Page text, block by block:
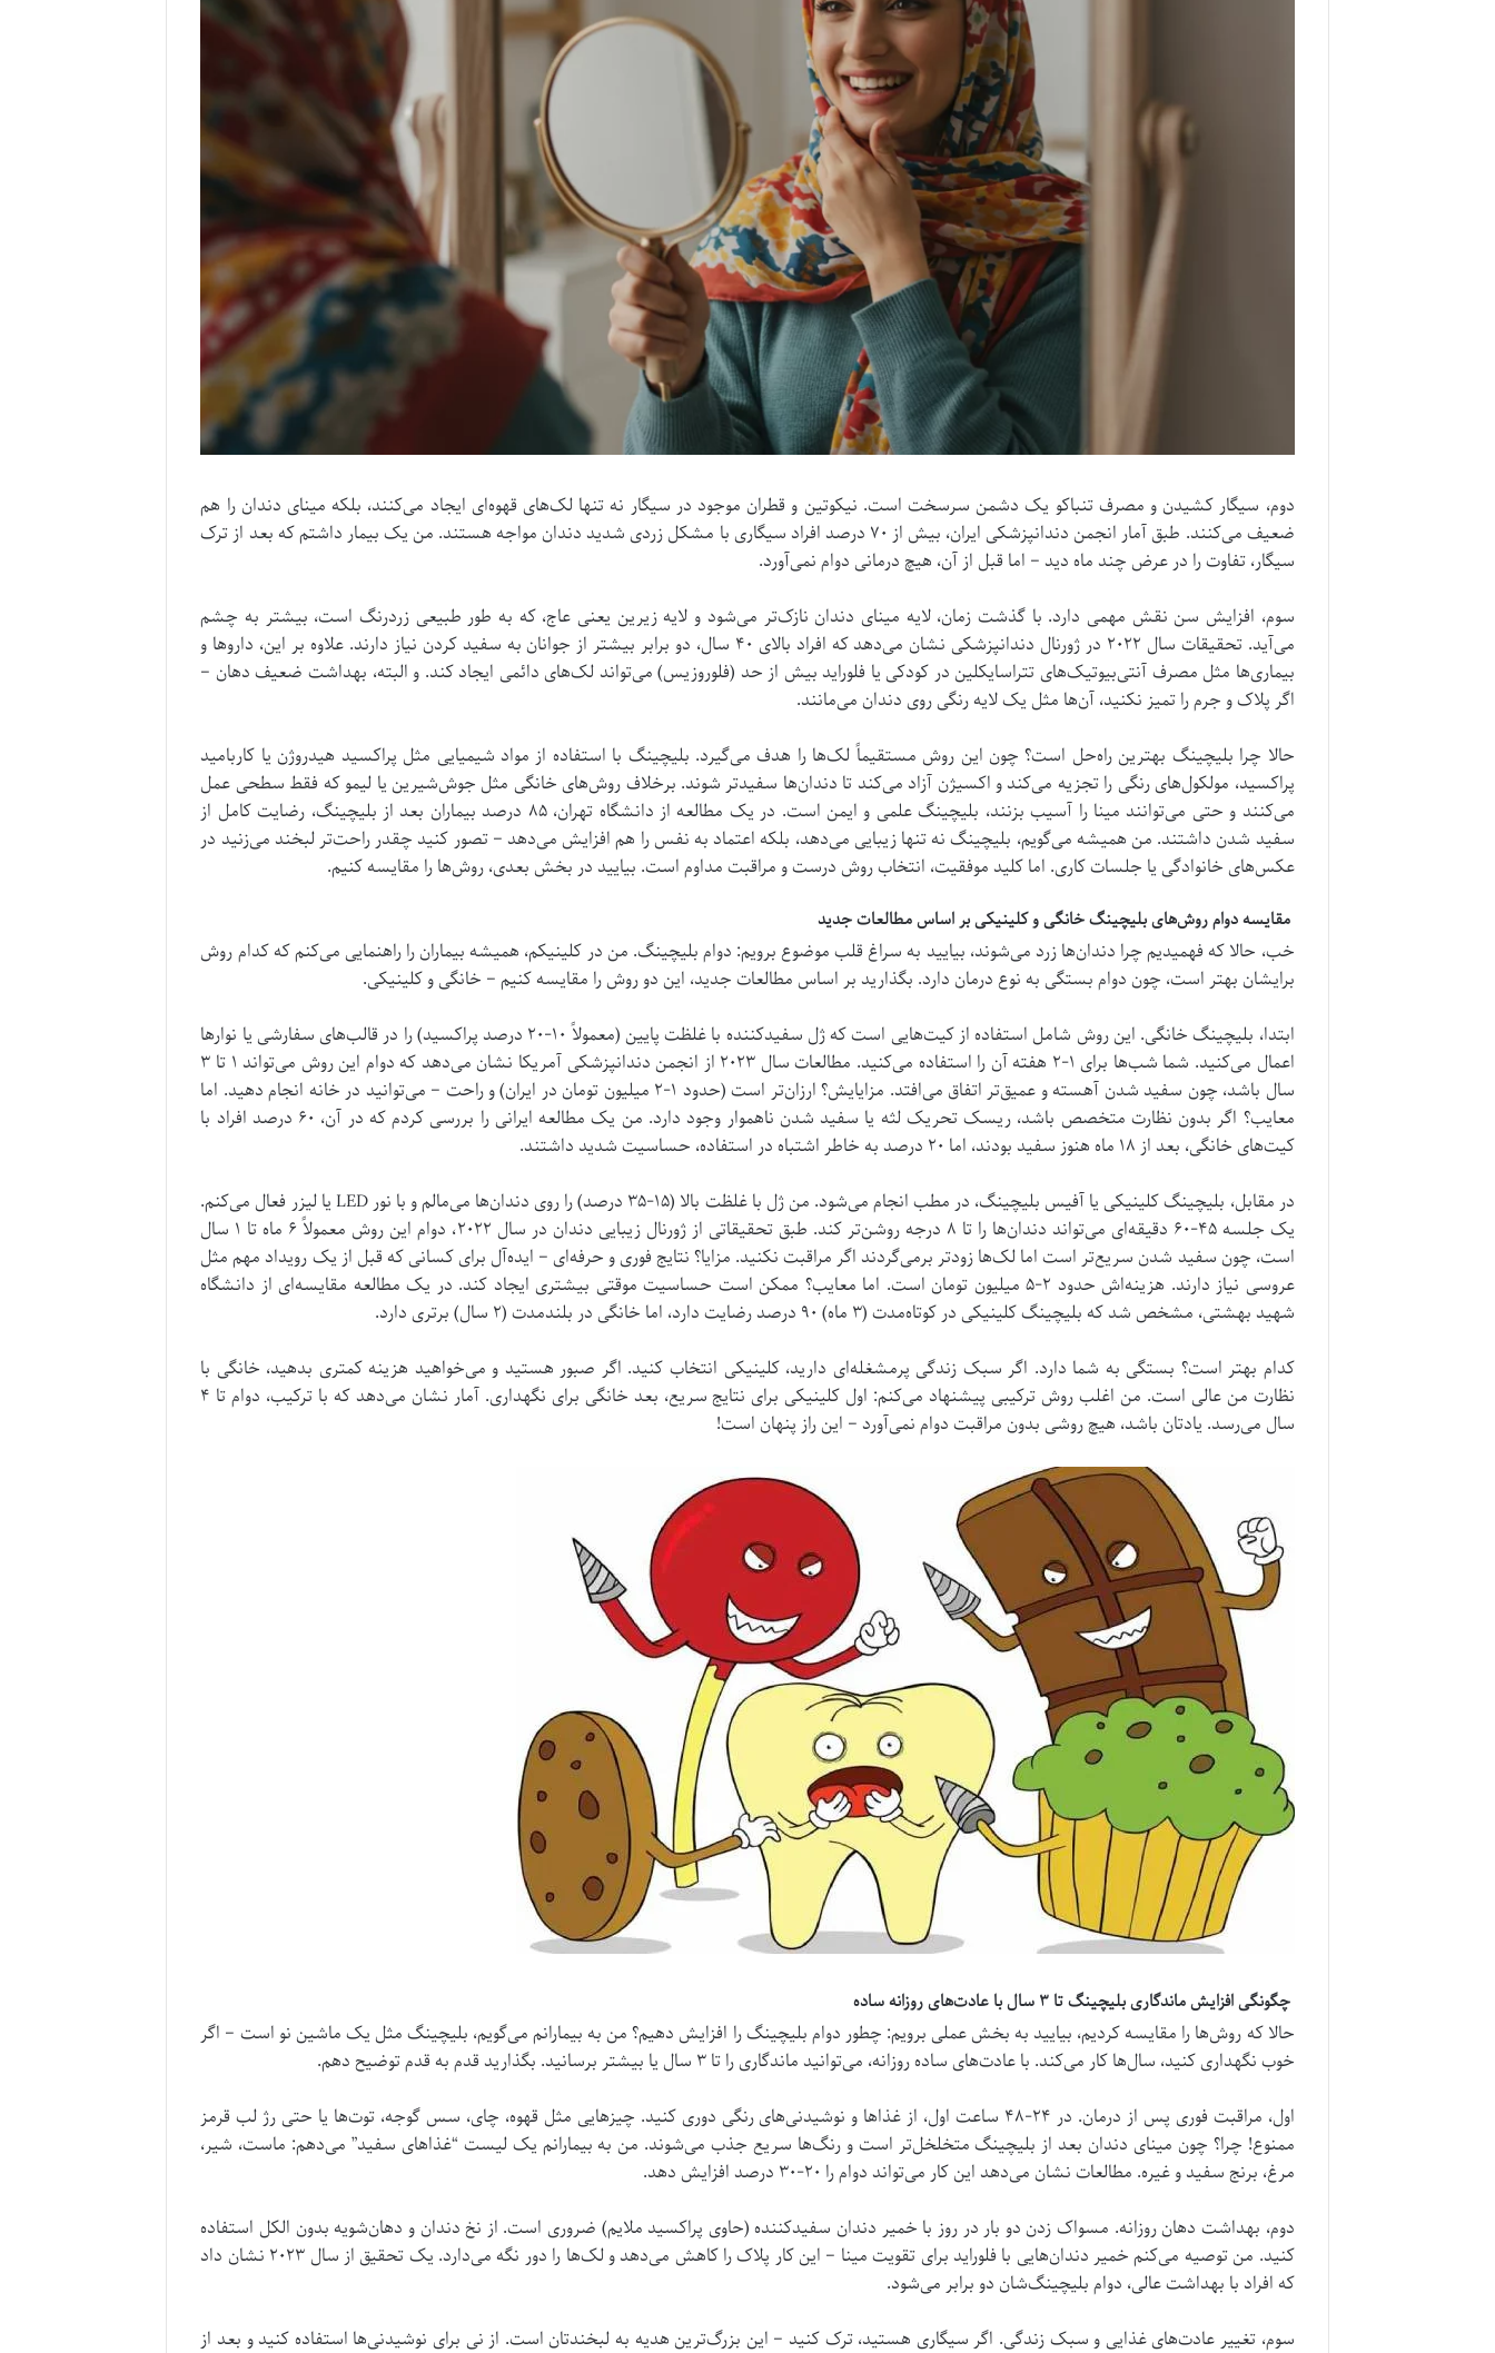
دوم، سیگار کشیدن و مصرف تنباکو یک دشمن سرسخت است. نیکوتین و قطران موجود در سیگار نه تنها لک‌های قهوه‌ای ایجاد می‌کنند، بلکه مینای دندان را هم
ضعیف می‌کنند. طبق آمار انجمن دندانپزشکی ایران، بیش از ۷۰ درصد افراد سیگاری با مشکل زردی شدید دندان مواجه هستند. من یک بیمار داشتم که بعد از ترک
سیگار، تفاوت را در عرض چند ماه دید – اما قبل از آن، هیچ درمانی دوام نمی‌آورد.
سوم، افزایش سن نقش مهمی دارد. با گذشت زمان، لایه مینای دندان نازک‌تر می‌شود و لایه زیرین یعنی عاج، که به طور طبیعی زردرنگ است، بیشتر به چشم
می‌آید. تحقیقات سال ۲۰۲۲ در ژورنال دندانپزشکی نشان می‌دهد که افراد بالای ۴۰ سال، دو برابر بیشتر از جوانان به سفید کردن نیاز دارند. علاوه بر این، داروها و
بیماری‌ها مثل مصرف آنتی‌بیوتیک‌های تتراسایکلین در کودکی یا فلوراید بیش از حد (فلوروزیس) می‌تواند لک‌های دائمی ایجاد کند. و البته، بهداشت ضعیف دهان –
اگر پلاک و جرم را تمیز نکنید، آن‌ها مثل یک لایه رنگی روی دندان می‌مانند.
حالا چرا بلیچینگ بهترین راه‌حل است؟ چون این روش مستقیماً لک‌ها را هدف می‌گیرد. بلیچینگ با استفاده از مواد شیمیایی مثل پراکسید هیدروژن یا کاربامید
پراکسید، مولکول‌های رنگی را تجزیه می‌کند و اکسیژن آزاد می‌کند تا دندان‌ها سفیدتر شوند. برخلاف روش‌های خانگی مثل جوش‌شیرین یا لیمو که فقط سطحی عمل
می‌کنند و حتی می‌توانند مینا را آسیب بزنند، بلیچینگ علمی و ایمن است. در یک مطالعه از دانشگاه تهران، ۸۵ درصد بیماران بعد از بلیچینگ، رضایت کامل از
سفید شدن داشتند. من همیشه می‌گویم، بلیچینگ نه تنها زیبایی می‌دهد، بلکه اعتماد به نفس را هم افزایش می‌دهد – تصور کنید چقدر راحت‌تر لبخند می‌زنید در
عکس‌های خانوادگی یا جلسات کاری. اما کلید موفقیت، انتخاب روش درست و مراقبت مداوم است. بیایید در بخش بعدی، روش‌ها را مقایسه کنیم.
مقایسه دوام روش‌های بلیچینگ خانگی و کلینیکی بر اساس مطالعات جدید
خب، حالا که فهمیدیم چرا دندان‌ها زرد می‌شوند، بیایید به سراغ قلب موضوع برویم: دوام بلیچینگ. من در کلینیکم، همیشه بیماران را راهنمایی می‌کنم که کدام روش
برایشان بهتر است، چون دوام بستگی به نوع درمان دارد. بگذارید بر اساس مطالعات جدید، این دو روش را مقایسه کنیم – خانگی و کلینیکی.
ابتدا، بلیچینگ خانگی. این روش شامل استفاده از کیت‌هایی است که ژل سفیدکننده با غلظت پایین (معمولاً ۱۰-۲۰ درصد پراکسید) را در قالب‌های سفارشی یا نوارها
اعمال می‌کنید. شما شب‌ها برای ۱-۲ هفته آن را استفاده می‌کنید. مطالعات سال ۲۰۲۳ از انجمن دندانپزشکی آمریکا نشان می‌دهد که دوام این روش می‌تواند ۱ تا ۳
سال باشد، چون سفید شدن آهسته و عمیق‌تر اتفاق می‌افتد. مزایایش؟ ارزان‌تر است (حدود ۱-۲ میلیون تومان در ایران) و راحت – می‌توانید در خانه انجام دهید. اما
معایب؟ اگر بدون نظارت متخصص باشد، ریسک تحریک لثه یا سفید شدن ناهموار وجود دارد. من یک مطالعه ایرانی را بررسی کردم که در آن، ۶۰ درصد افراد با
کیت‌های خانگی، بعد از ۱۸ ماه هنوز سفید بودند، اما ۲۰ درصد به خاطر اشتباه در استفاده، حساسیت شدید داشتند.
در مقابل، بلیچینگ کلینیکی یا آفیس بلیچینگ، در مطب انجام می‌شود. من ژل با غلظت بالا (۱۵-۳۵ درصد) را روی دندان‌ها می‌مالم و با نور LED یا لیزر فعال می‌کنم.
یک جلسه ۴۵-۶۰ دقیقه‌ای می‌تواند دندان‌ها را تا ۸ درجه روشن‌تر کند. طبق تحقیقاتی از ژورنال زیبایی دندان در سال ۲۰۲۲، دوام این روش معمولاً ۶ ماه تا ۱ سال
است، چون سفید شدن سریع‌تر است اما لک‌ها زودتر برمی‌گردند اگر مراقبت نکنید. مزایا؟ نتایج فوری و حرفه‌ای – ایده‌آل برای کسانی که قبل از یک رویداد مهم مثل
عروسی نیاز دارند. هزینه‌اش حدود ۲-۵ میلیون تومان است. اما معایب؟ ممکن است حساسیت موقتی بیشتری ایجاد کند. در یک مطالعه مقایسه‌ای از دانشگاه
شهید بهشتی، مشخص شد که بلیچینگ کلینیکی در کوتاه‌مدت (۳ ماه) ۹۰ درصد رضایت دارد، اما خانگی در بلندمدت (۲ سال) برتری دارد.
کدام بهتر است؟ بستگی به شما دارد. اگر سبک زندگی پرمشغله‌ای دارید، کلینیکی انتخاب کنید. اگر صبور هستید و می‌خواهید هزینه کمتری بدهید، خانگی با
نظارت من عالی است. من اغلب روش ترکیبی پیشنهاد می‌کنم: اول کلینیکی برای نتایج سریع، بعد خانگی برای نگهداری. آمار نشان می‌دهد که با ترکیب، دوام تا ۴
سال می‌رسد. یادتان باشد، هیچ روشی بدون مراقبت دوام نمی‌آورد – این راز پنهان است!
چگونگی افزایش ماندگاری بلیچینگ تا ۳ سال با عادت‌های روزانه ساده
حالا که روش‌ها را مقایسه کردیم، بیایید به بخش عملی برویم: چطور دوام بلیچینگ را افزایش دهیم؟ من به بیمارانم می‌گویم، بلیچینگ مثل یک ماشین نو است – اگر
خوب نگهداری کنید، سال‌ها کار می‌کند. با عادت‌های ساده روزانه، می‌توانید ماندگاری را تا ۳ سال یا بیشتر برسانید. بگذارید قدم به قدم توضیح دهم.
اول، مراقبت فوری پس از درمان. در ۲۴-۴۸ ساعت اول، از غذاها و نوشیدنی‌های رنگی دوری کنید. چیزهایی مثل قهوه، چای، سس گوجه، توت‌ها یا حتی رژ لب قرمز
ممنوع! چرا؟ چون مینای دندان بعد از بلیچینگ متخلخل‌تر است و رنگ‌ها سریع جذب می‌شوند. من به بیمارانم یک لیست “غذاهای سفید” می‌دهم: ماست، شیر،
مرغ، برنج سفید و غیره. مطالعات نشان می‌دهد این کار می‌تواند دوام را ۲۰-۳۰ درصد افزایش دهد.
دوم، بهداشت دهان روزانه. مسواک زدن دو بار در روز با خمیر دندان سفیدکننده (حاوی پراکسید ملایم) ضروری است. از نخ دندان و دهان‌شویه بدون الکل استفاده
کنید. من توصیه می‌کنم خمیر دندان‌هایی با فلوراید برای تقویت مینا – این کار پلاک را کاهش می‌دهد و لک‌ها را دور نگه می‌دارد. یک تحقیق از سال ۲۰۲۳ نشان داد
که افراد با بهداشت عالی، دوام بلیچینگ‌شان دو برابر می‌شود.
سوم، تغییر عادت‌های غذایی و سبک زندگی. اگر سیگاری هستید، ترک کنید – این بزرگ‌ترین هدیه به لبخندتان است. از نی برای نوشیدنی‌ها استفاده کنید و بعد از